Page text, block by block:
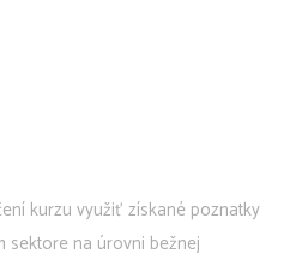
kurzu využiť získané poznatky
na úrovni bežnej